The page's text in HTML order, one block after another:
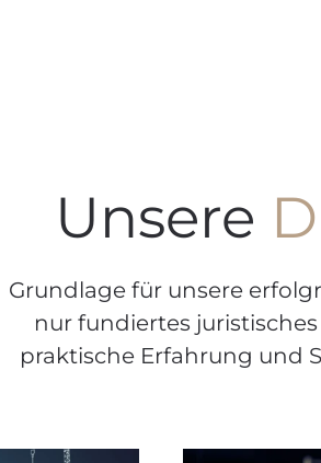
Unsere
Grundlage für unsere
nur fundiertes
praktische Erfahrung und